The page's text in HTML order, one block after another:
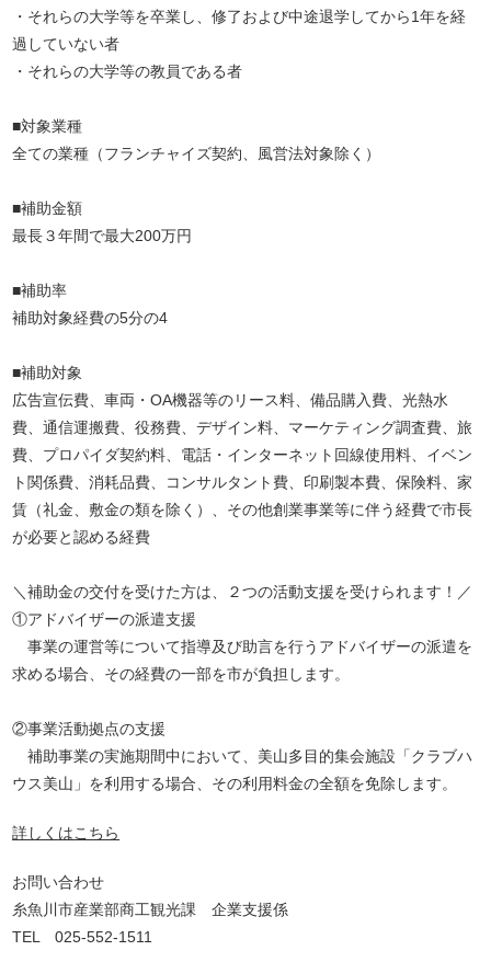
・それらの大学等を卒業し、修了および中途退学してから1年を経
過していない者
・それらの大学等の教員である者
■対象業種
全ての業種（フランチャイズ契約、風営法対象除く）
■補助金額
最長３年間で最大200万円
■補助率
補助対象経費の5分の4
■補助対象
広告宣伝費、車両・OA機器等のリース料、備品購入費、光熱水
費、通信運搬費、役務費、デザイン料、マーケティング調査費、旅
費、プロパイダ契約料、電話・インターネット回線使用料、イベン
ト関係費、消耗品費、コンサルタント費、印刷製本費、保険料、家
賃（礼金、敷金の類を除く）、その他創業事業等に伴う経費で市長
が必要と認める経費
＼補助金の交付を受けた方は、２つの活動支援を受けられます！／
①アドバイザーの派遣支援
事業の運営等について指導及び助言を行うアドバイザーの派遣を
求める場合、その経費の一部を市が負担します。
②事業活動拠点の支援
補助事業の実施期間中において、美山多目的集会施設「クラブハ
ウス美山」を利用する場合、その利用料金の全額を免除します。
詳しくはこちら
お問い合わせ
糸魚川市産業部商工観光課 企業支援係
TEL 025-552-1511